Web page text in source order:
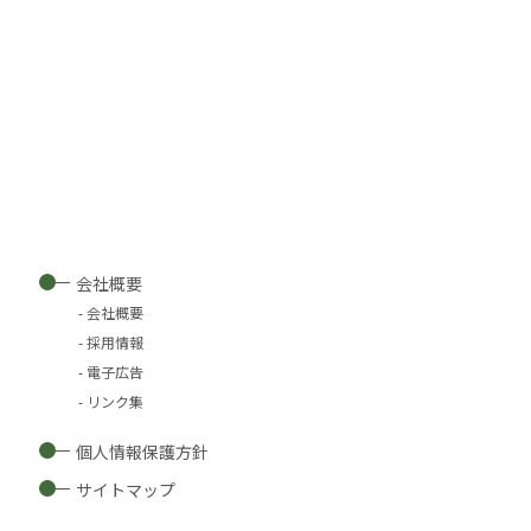
会社概要
会社概要
採用情報
電子広告
リンク集
個人情報保護方針
サイトマップ